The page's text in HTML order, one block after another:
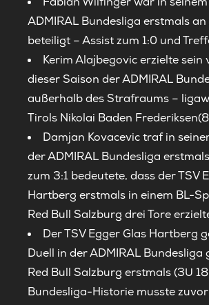
ADMIRAL Bundesliga erstmals
beteiligt – Assist zum 1:0 und
Kerim Alajbegovic erzielte sein
dieser Saison der ADMIRAL
außerhalb des Strafraums –
Tirols Nikolai Baden
Damjan Kovacevic traf in
der ADMIRAL Bundesliga
zum 3:1 bedeutete, dass der TSV
Hartberg erstmals in einem BL-
Red Bull Salzburg drei Tore
Der TSV Egger Glas Hartberg
Duell in der ADMIRAL Bundesliga
Red Bull Salzburg erstmals (3U
Bundesliga-Historie musste